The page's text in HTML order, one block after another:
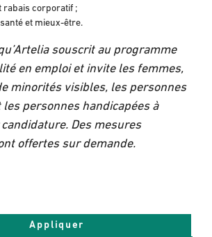
rabais corporatif ;
et mieux-être.
souscrit au programme
en emploi et invite les femmes,
minorités visibles, les personnes
personnes handicapées à
Des mesures
offertes sur demande.
Appliquer